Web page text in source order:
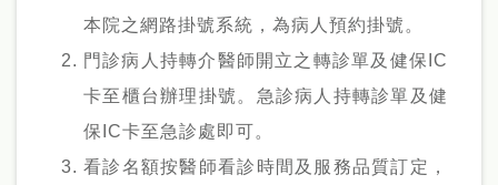
本院之網路掛號系統，為病人預約掛號。
門診病人持轉介醫師開立之轉診單及健保IC
卡至櫃台辦理掛號。急診病人持轉診單及健
保IC卡至急診處即可。
看診名額按醫師看診時間及服務品質訂定，